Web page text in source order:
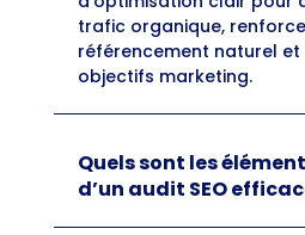
trafic organique,
référencement naturel
objectifs marketing.
Quels sont les
d’un audit SEO